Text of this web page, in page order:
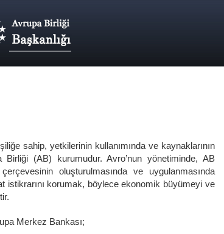
sahip, yetkilerinin kullanımında ve kaynaklarının
Birliği (AB) kurumudur. Avro’nun yönetiminde, AB
oluşturulmasında ve uygulanmasında
istikrarını korumak, böylece ekonomik büyümeyi ve
Merkez Bankası;